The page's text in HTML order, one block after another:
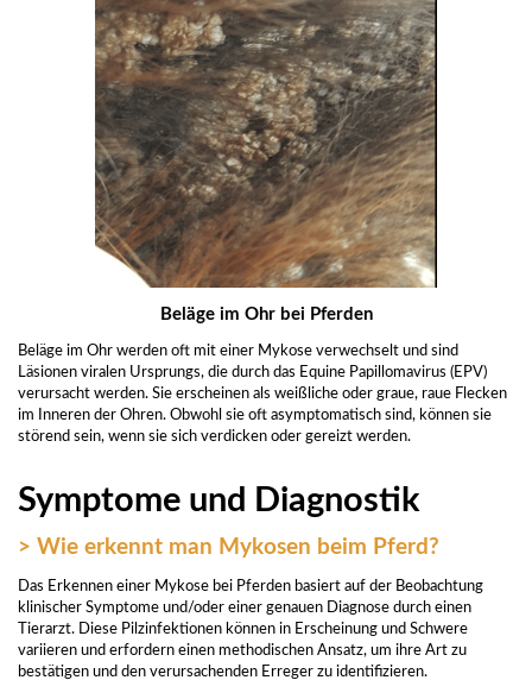
Beläge im Ohr bei Pferden
Beläge im Ohr werden oft mit einer Mykose verwechselt und sind
Läsionen viralen Ursprungs, die durch das Equine Papillomavirus (EPV)
verursacht werden. Sie erscheinen als weißliche oder graue, raue Flecken
im Inneren der Ohren. Obwohl sie oft asymptomatisch sind, können sie
störend sein, wenn sie sich verdicken oder gereizt werden.
Symptome und Diagnostik
> Wie erkennt man Mykosen beim Pferd?
Das Erkennen einer Mykose bei Pferden basiert auf der Beobachtung
klinischer Symptome und/oder einer genauen Diagnose durch einen
Tierarzt. Diese Pilzinfektionen können in Erscheinung und Schwere
variieren und erfordern einen methodischen Ansatz, um ihre Art zu
bestätigen und den verursachenden Erreger zu identifizieren.